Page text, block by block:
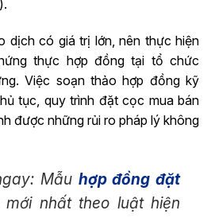
dịch có giá trị lớn, nên thực hiện
thực hợp đồng tại tổ chức
Việc soạn thảo hợp đồng kỹ
tục, quy trình đặt cọc mua bán
được những rủi ro pháp lý không
Mẫu hợp đồng đặt
nhất theo luật hiện